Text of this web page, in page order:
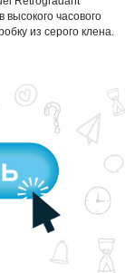
часового
из серого клена.